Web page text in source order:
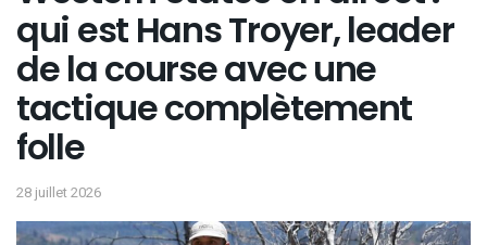
qui est Hans Troyer, leader
de la course avec une
tactique complètement
folle
28 juillet 2026